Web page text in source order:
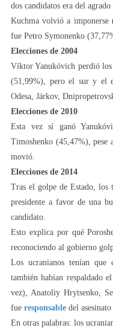
dos candidatos era del
Kuchma volvió a imponerse
fue Petro Symonenko
Elecciones de 2004
Víktor Yanukóvich perdió
(51,99%), pero el sur y el
Odesa, Járkov,
Elecciones de 2010
Esta vez sí ganó
Timoshenko (45,47%), pese
movió.
Elecciones de 2014
Tras el golpe de Estado, los
presidente a favor de una
candidato.
Esto explica por qué
reconociendo al gobierno
Los ucranianos tenían que
también habían respaldado
vez), Anatoliy Hrytsenko,
fue responsable del
En otras palabras: los